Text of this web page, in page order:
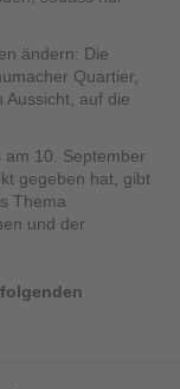
ändern: Die
Quartier,
Aussicht, auf die
am 10. September
gegeben hat, gibt
Thema
und der